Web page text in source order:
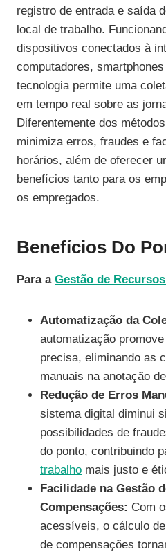
registro de entrada e saída
local de trabalho.
dispositivos conectados à
computadores,
tecnologia permite uma
em tempo real sobre as
Diferentemente dos
minimiza erros, fraudes e
horários, além de oferecer
benefícios tanto para os
os empregados.
Benefícios Do
Para a Gestão de
Automatização da
automatização
precisa, eliminando as
manuais na anotação
Redução de Erros
sistema digital diminui
possibilidades de
do ponto, contribuindo
trabalho mais justo e
Facilidade na Gestão
Compensações: Com
acessíveis, o cálculo
de compensações